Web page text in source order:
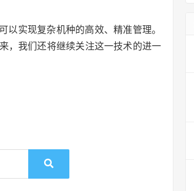
实现复杂机种的高效、精准管理。
，我们还将继续关注这一技术的进一